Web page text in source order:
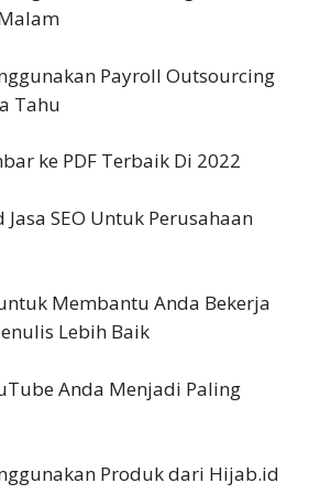
Payroll Outsourcing
Tahu
ke PDF Terbaik Di 2022
SEO Untuk Perusahaan
Membantu Anda Bekerja
Lebih Baik
Anda Menjadi Paling
Produk dari Hijab.id